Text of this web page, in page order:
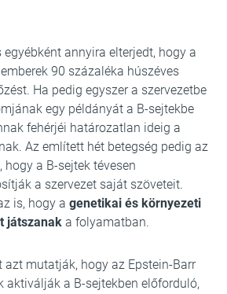
egyébként annyira elterjedt, hogy a
90 százaléka húszéves
Ha pedig egyszer a szervezetbe
egy példányát a B-sejtekbe
fehérjéi határozatlan ideig a
Az említett hét betegség pedig az
a B-sejtek tévesen
a szervezet saját szöveteit.
is, hogy a genetikai és környezeti
játszanak a folyamatban.
azt mutatják, hogy az Epstein-Barr
aktiválják a B-sejtekben előforduló,